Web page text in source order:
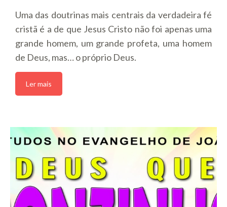
Uma das doutrinas mais centrais da verdadeira fé
cristã é a de que Jesus Cristo não foi apenas uma
grande homem, um grande profeta, uma homem
de Deus, mas… o próprio Deus.
Ler mais